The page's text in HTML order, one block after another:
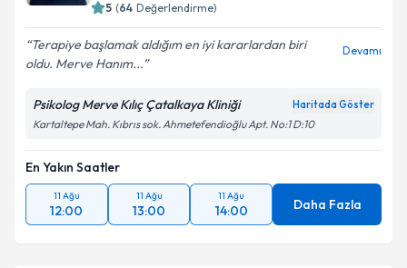
5 (64 Değerlendirme)
Terapiye başlamak aldığım en iyi kararlardan biri
oldu. Merve Hanım...
Devamı
Psikolog Merve Kılıç Çatalkaya Kliniği Haritada Göster
Kartaltepe Mah. Kıbrıs sok. Ahmetefendioğlu Apt. No:1 D:10
En Yakın Saatler
11 Ağu
12:00
11 Ağu
13:00
11 Ağu
14:00 Daha Fazla